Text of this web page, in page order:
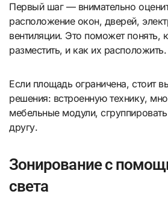
Первый шаг — внимательно
расположение окон, дверей,
вентиляции. Это поможет понять,
разместить, и как их расположить.
Если площадь ограничена, стоит
решения: встроенную технику,
мебельные модули,
другу.
Зонирование с
света